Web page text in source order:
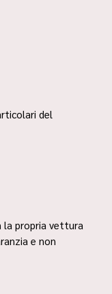
del
la propria vettura
e non